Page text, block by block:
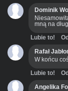
Dominik
mną na
Lubie to!
Rafał
W końcu
Lubie to!
Angelika